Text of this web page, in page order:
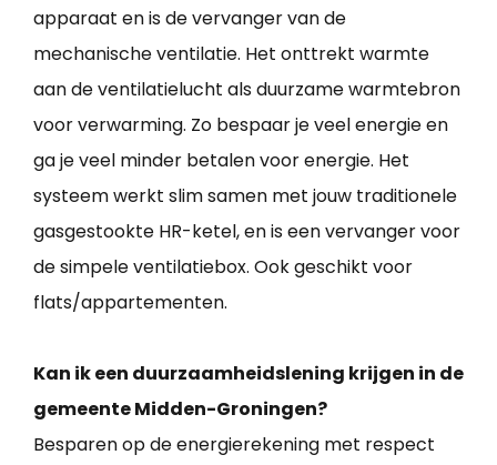
apparaat en is de vervanger van de
mechanische ventilatie. Het onttrekt warmte
aan de ventilatielucht als duurzame warmtebron
voor verwarming. Zo bespaar je veel energie en
ga je veel minder betalen voor energie. Het
systeem werkt slim samen met jouw traditionele
gasgestookte HR-ketel, en is een vervanger voor
de simpele ventilatiebox. Ook geschikt voor
flats/appartementen.
Kan ik een duurzaamheidslening krijgen in de
gemeente Midden-Groningen?
Besparen op de energierekening met respect